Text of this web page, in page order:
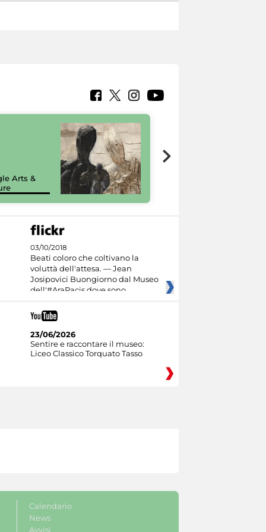
Arts &
03/10/2018
Beati coloro che coltivano la
voluttà dell'attesa. — Jean
Josipovici Buongiorno dal Museo
dell'#AraPacis dove sono
23/06/2026
Sentire e raccontare il museo:
Liceo Classico Torquato Tasso
Calendario
News
Avvisi